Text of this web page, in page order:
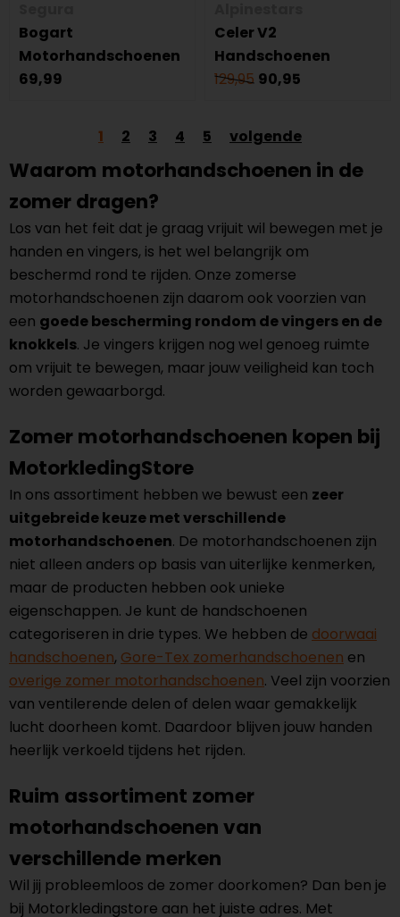
Bogart
Motorhandschoenen
69,99
Celer V2
Handschoenen
129,95 90,95
1 2 3 4 5 volgende
Waarom motorhandschoenen in de
zomer dragen?
Los van het feit dat je graag vrijuit wil bewegen met je
handen en vingers, is het wel belangrijk om
beschermd rond te rijden. Onze zomerse
motorhandschoenen zijn daarom ook voorzien van
een goede bescherming rondom de vingers en de
knokkels. Je vingers krijgen nog wel genoeg ruimte
om vrijuit te bewegen, maar jouw veiligheid kan toch
worden gewaarborgd.
Zomer motorhandschoenen kopen bij
MotorkledingStore
In ons assortiment hebben we bewust een zeer
uitgebreide keuze met verschillende
motorhandschoenen. De motorhandschoenen zijn
niet alleen anders op basis van uiterlijke kenmerken,
maar de producten hebben ook unieke
eigenschappen. Je kunt de handschoenen
categoriseren in drie types. We hebben de doorwaai
handschoenen, Gore-Tex zomerhandschoenen en
overige zomer motorhandschoenen. Veel zijn voorzien
van ventilerende delen of delen waar gemakkelijk
lucht doorheen komt. Daardoor blijven jouw handen
heerlijk verkoeld tijdens het rijden.
Ruim assortiment zomer
motorhandschoenen van
verschillende merken
Wil jij probleemloos de zomer doorkomen? Dan ben je
bij Motorkledingstore aan het juiste adres. Met